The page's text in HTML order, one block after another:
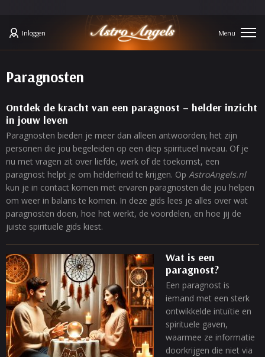
Inloggen
Paragnosten
Ontdek de kracht van een paragnost – helder inzicht
in jouw leven
Paragnosten bieden je meer dan alleen antwoorden; het zijn
personen die jou begeleiden op een diep spiritueel niveau. Of je
nu met vragen zit over liefde, werk of de toekomst, een
paragnost helpt je om helderheid te krijgen. Op AstroAngels.nl
kun je in contact komen met ervaren paragnosten die jou helpen
om weer in balans te komen. In deze gids lees je alles over wat
paragnosten doen, hoe het werkt, de voordelen, en hoe jij de
juiste spirituele gids kiest.
Wat is een
paragnost?
Een paragnost is
iemand met een sterk
ontwikkelde intuïtie en
spirituele gaven,
waarmee ze informatie
doorkrijgen die niet via